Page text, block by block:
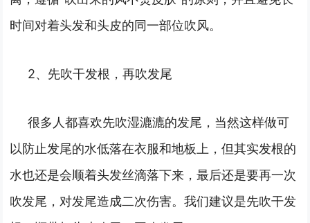
时间对着头发和头皮的同一部位吹风。
2、先吹干发根，再吹发尾
很多人都喜欢先吹湿漉漉的发尾，当然这样做可
以防止发尾的水低落在衣服和地板上，但其实发根的
水也还是会顺着头发丝滴落下来，最后还是要再一次
吹发尾，对发尾造成二次伤害。我们建议是先吹干发